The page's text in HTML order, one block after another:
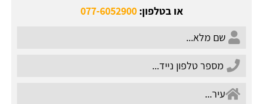
או בטלפון:077-6052900